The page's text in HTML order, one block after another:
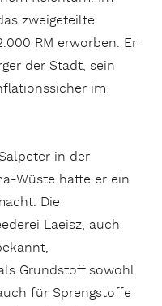
zweigeteilte
RM erworben. Er
der Stadt, sein
im
in der
Wüste hatte er ein
Die
Laeisz, auch
Grundstoff sowohl
für Sprengstoffe